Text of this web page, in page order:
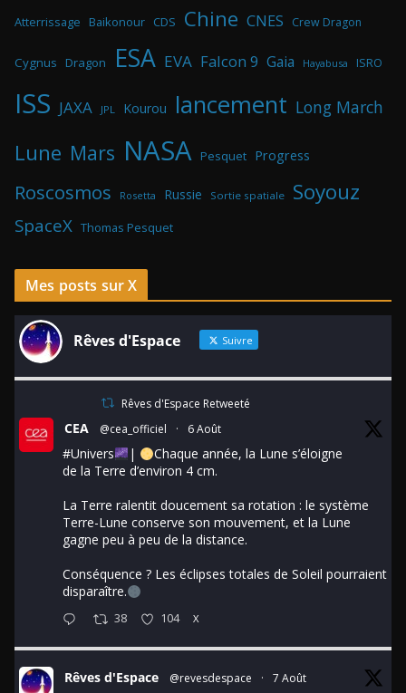
Atterrissage Baikonour CDS Chine CNES Crew Dragon
Cygnus Dragon ESA EVA Falcon 9 Gaia Hayabusa ISRO
ISS JAXA JPL Kourou lancement Long March
Lune Mars NASA Pesquet Progress
Roscosmos Rosetta Russie Sortie spatiale Soyouz
SpaceX Thomas Pesquet
Mes posts sur X
Rêves d'Espace Suivre
Rêves d'Espace Retweeté
CEA @cea_officiel · 6 Août
#Univers |
Chaque année, la Lune s’éloigne
de la Terre d’environ 4 cm.
La Terre ralentit doucement sa rotation : le système
Terre-Lune conserve son mouvement, et la Lune
gagne peu à peu de la distance.
Conséquence ? Les éclipses totales de Soleil pourraient
disparaître.
38 104 X
Rêves d'Espace @revesdespace · 7 Août